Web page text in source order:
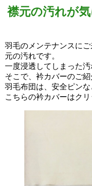
襟元の汚れが
羽毛のメンテナンスに
元の汚れです。
一度浸透してしまった汚
そこで、衿カバーのご紹
羽毛布団は、安全ピン
こちらの衿カバーはクリ